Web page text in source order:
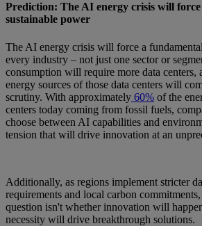
Prediction: The AI energy crisis will
sustainable power
The AI energy crisis will force a
every industry – not just one sector or
consumption will require more data centers,
energy sources of those data centers will
scrutiny. With approximately 60% of the
centers today coming from fossil fuels,
choose between AI capabilities and
tension that will drive innovation at an
Additionally, as regions implement stricter
requirements and local carbon
question isn't whether innovation will
necessity will drive breakthrough solutions.